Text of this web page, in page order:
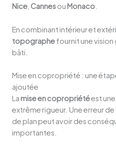
Nice Cannesou Monaco
En combinant intérieur et
topographefournit une
bâti.
Mise en copropriété : une
ajoutée
La mise en copropriétéest
extrême rigueur. Une erreur
de plan peut avoir des
importantes.